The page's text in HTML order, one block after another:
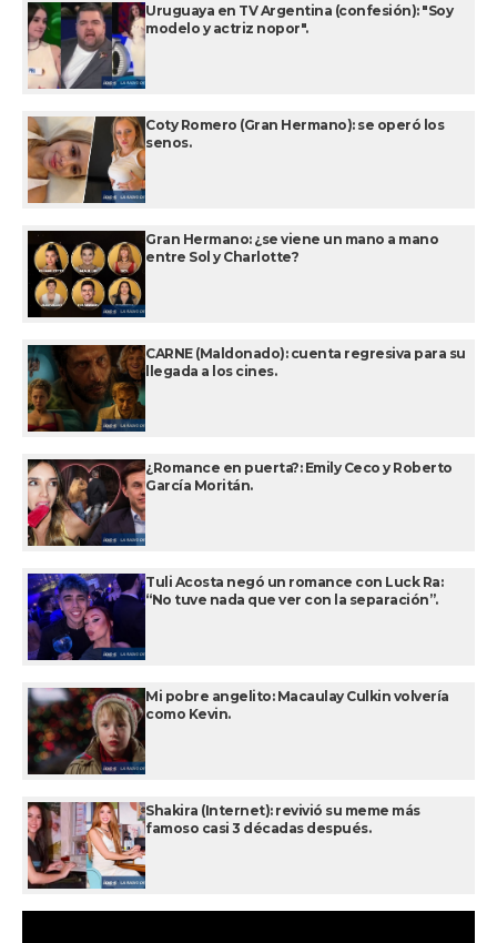
Uruguaya en TV Argentina (confesión): "Soy
modelo y actriz nopor".
Coty Romero (Gran Hermano): se operó los
senos.
Gran Hermano: ¿se viene un mano a mano
entre Sol y Charlotte?
CARNE (Maldonado): cuenta regresiva para su
llegada a los cines.
¿Romance en puerta?: Emily Ceco y Roberto
García Moritán.
Tuli Acosta negó un romance con Luck Ra:
“No tuve nada que ver con la separación”.
Mi pobre angelito: Macaulay Culkin volvería
como Kevin.
Shakira (Internet): revivió su meme más
famoso casi 3 décadas después.